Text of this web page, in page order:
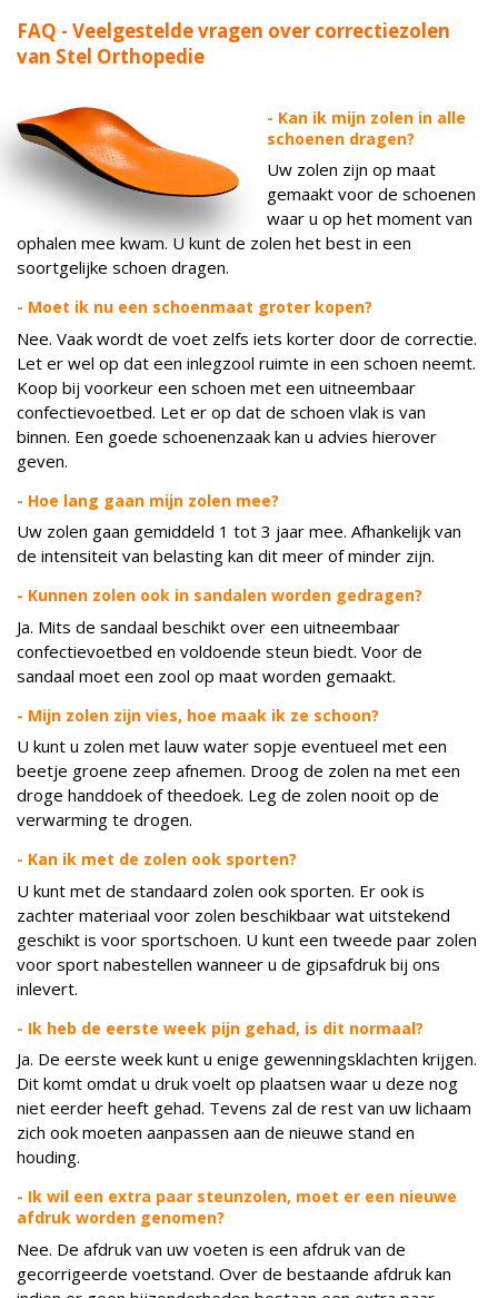
FAQ - Veelgestelde vragen over correctiezolen
van Stel Orthopedie
- Kan ik mijn zolen in alle
schoenen dragen?
Uw zolen zijn op maat
gemaakt voor de schoenen
waar u op het moment van
ophalen mee kwam. U kunt de zolen het best in een
soortgelijke schoen dragen.
- Moet ik nu een schoenmaat groter kopen?
Nee. Vaak wordt de voet zelfs iets korter door de correctie.
Let er wel op dat een inlegzool ruimte in een schoen neemt.
Koop bij voorkeur een schoen met een uitneembaar
confectievoetbed. Let er op dat de schoen vlak is van
binnen. Een goede schoenenzaak kan u advies hierover
geven.
- Hoe lang gaan mijn zolen mee?
Uw zolen gaan gemiddeld 1 tot 3 jaar mee. Afhankelijk van
de intensiteit van belasting kan dit meer of minder zijn.
- Kunnen zolen ook in sandalen worden gedragen?
Ja. Mits de sandaal beschikt over een uitneembaar
confectievoetbed en voldoende steun biedt. Voor de
sandaal moet een zool op maat worden gemaakt.
- Mijn zolen zijn vies, hoe maak ik ze schoon?
U kunt u zolen met lauw water sopje eventueel met een
beetje groene zeep afnemen. Droog de zolen na met een
droge handdoek of theedoek. Leg de zolen nooit op de
verwarming te drogen.
- Kan ik met de zolen ook sporten?
U kunt met de standaard zolen ook sporten. Er ook is
zachter materiaal voor zolen beschikbaar wat uitstekend
geschikt is voor sportschoen. U kunt een tweede paar zolen
voor sport nabestellen wanneer u de gipsafdruk bij ons
inlevert.
- Ik heb de eerste week pijn gehad, is dit normaal?
Ja. De eerste week kunt u enige gewenningsklachten krijgen.
Dit komt omdat u druk voelt op plaatsen waar u deze nog
niet eerder heeft gehad. Tevens zal de rest van uw lichaam
zich ook moeten aanpassen aan de nieuwe stand en
houding.
- Ik wil een extra paar steunzolen, moet er een nieuwe
afdruk worden genomen?
Nee. De afdruk van uw voeten is een afdruk van de
gecorrigeerde voetstand. Over de bestaande afdruk kan